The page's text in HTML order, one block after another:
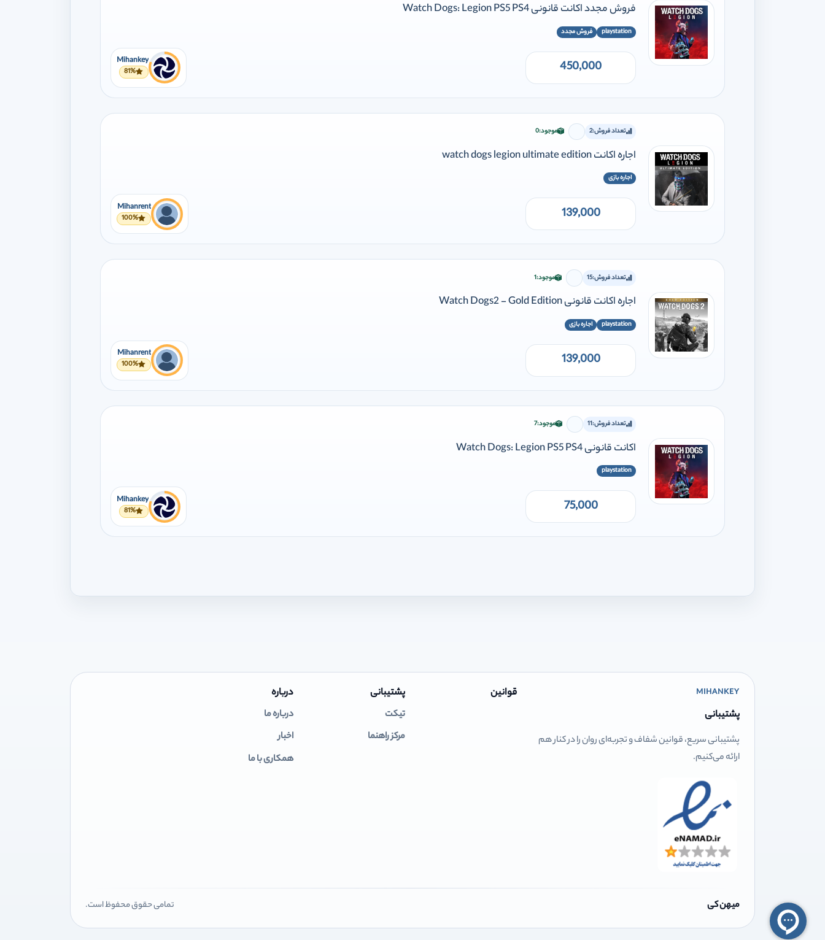
فروش مجدد اکانت قانونی Watch Dogs: Legion PS5 PS4
playstation فروش مجدد
450,000
Mihankey
81%
تعداد فروش:2 برای افزودن وارد شوید
موجود:0
اجاره اکانت watch dogs legion ultimate edition
اجاره بازی
139,000
Mihanrent
100%
تعداد فروش:15 برای افزودن وارد شوید
موجود:1
اجاره اکانت قانونی Watch Dogs2 - Gold Edition
playstation اجاره بازی
139,000
Mihanrent
100%
تعداد فروش:11 برای افزودن وارد شوید
موجود:7
اکانت قانونی Watch Dogs: Legion PS5 PS4
playstation
75,000
Mihankey
81%
MIHANKEY
پشتیبانی
پشتیبانی سریع، قوانین شفاف و تجربه‌ای روان را در کنار هم
ارائه می‌کنیم.
قوانین پشتیبانی
تیکت
مرکز راهنما
درباره
درباره ما
اخبار
همکاری با ما
میهن کی تمامی حقوق محفوظ است.